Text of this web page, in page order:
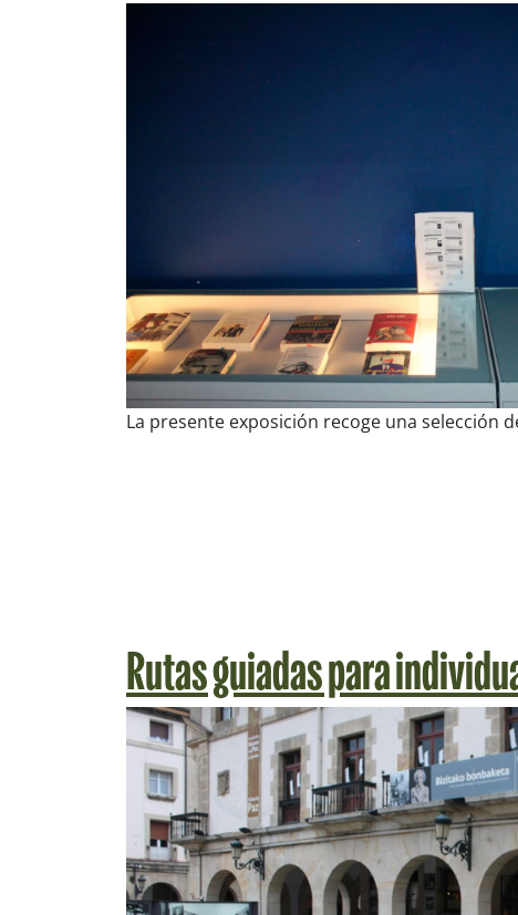
La presente exposición recoge una selección
Rutas guiadas para